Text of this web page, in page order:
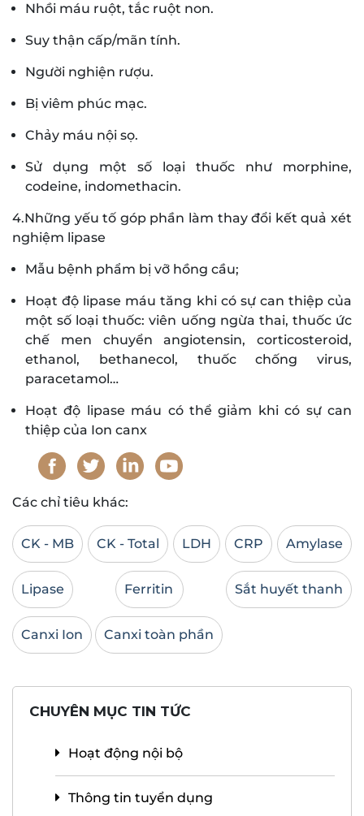
Nhồi máu ruột, tắc ruột non.
Suy thận cấp/mãn tính.
Người nghiện rượu.
Bị viêm phúc mạc.
Chảy máu nội sọ.
Sử dụng một số loại thuốc như morphine,
codeine, indomethacin.
4.Những yếu tố góp phần làm thay đổi kết quả xét
nghiệm lipase
Mẫu bệnh phẩm bị vỡ hồng cầu;
Hoạt độ lipase máu tăng khi có sự can thiệp của
một số loại thuốc: viên uống ngừa thai, thuốc ức
chế men chuyển angiotensin, corticosteroid,
ethanol, bethanecol, thuốc chống virus,
paracetamol…
Hoạt độ lipase máu có thể giảm khi có sự can
thiệp của Ion canx
Các chỉ tiêu khác:
CK - MB CK - Total LDH CRP Amylase
Lipase Ferritin Sắt huyết thanh
Canxi Ion Canxi toàn phần
CHUYÊN MỤC TIN TỨC
Hoạt động nội bộ
Thông tin tuyển dụng